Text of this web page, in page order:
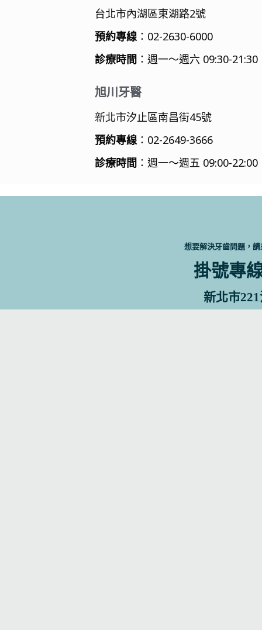
台北市內湖區東湖路2號
預約專線：02-2630-6000
診療時間 ：週一～週六 09:30-
旭川牙醫
新北市汐止區南昌街45號
預約專線：02-2649-3666
診療時間 ：週一～週五 09:00-
想要解決牙齒問題，
掛號專
新北市